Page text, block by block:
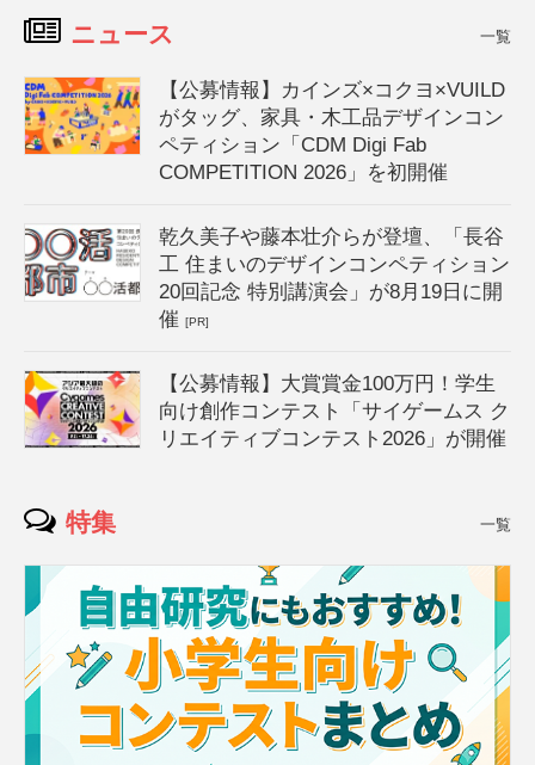
ニュース 一覧
【公募情報】カインズ×コクヨ×VUILD
がタッグ、家具・木工品デザインコン
ペティション「CDM Digi Fab
COMPETITION 2026」を初開催
乾久美子や藤本壮介らが登壇、「長谷
工 住まいのデザインコンペティション
20回記念 特別講演会」が8月19日に開
催[PR]
【公募情報】大賞賞金100万円！学生
向け創作コンテスト「サイゲームス ク
リエイティブコンテスト2026」が開催
特集 一覧